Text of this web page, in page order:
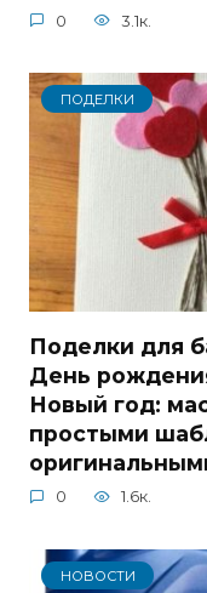
0 3.1к.
ПОДЕЛКИ
Поделки для
День
Новый год:
простыми
0 1.6к.
НОВОСТИ